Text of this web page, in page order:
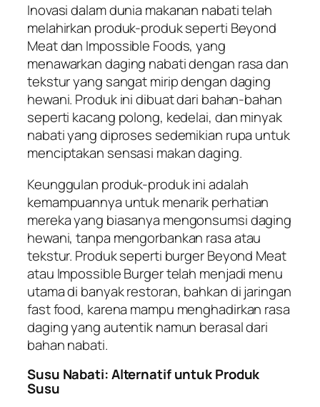
Inovasi dalam dunia makanan nabati telah
melahirkan produk-produk seperti Beyond
Meat dan Impossible Foods, yang
menawarkan daging nabati dengan rasa dan
tekstur yang sangat mirip dengan daging
hewani. Produk ini dibuat dari bahan-bahan
seperti kacang polong, kedelai, dan minyak
nabati yang diproses sedemikian rupa untuk
menciptakan sensasi makan daging.
Keunggulan produk-produk ini adalah
kemampuannya untuk menarik perhatian
mereka yang biasanya mengonsumsi daging
hewani, tanpa mengorbankan rasa atau
tekstur. Produk seperti burger Beyond Meat
atau Impossible Burger telah menjadi menu
utama di banyak restoran, bahkan di jaringan
fast food, karena mampu menghadirkan rasa
daging yang autentik namun berasal dari
bahan nabati.
Susu Nabati: Alternatif untuk Produk
Susu